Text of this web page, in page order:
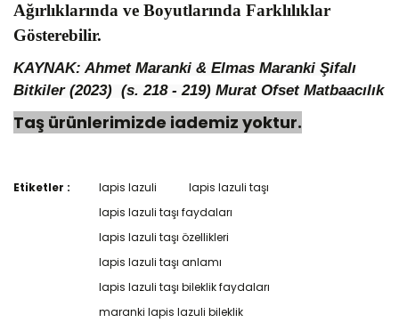
Ağırlıklarında ve Boyutlarında Farklılıklar
Gösterebilir.
KAYNAK: Ahmet Maranki & Elmas Maranki Şifalı
Bitkiler (2023) (s. 218 - 219) Murat Ofset Matbaacılık
Taş ürünlerimizde iademiz yoktur.
Bu ürüne ilk yorumu siz yapın!
Yorum Yaz
Bu ürünün fiyat bilgisi, resim, ürün açıklamalarında ve diğer
konularda yetersiz gördüğünüz noktaları öneri formunu
kullanarak tarafımıza iletebilirsiniz.
Görüş ve önerileriniz için teşekkür ederiz.
Ürün resmi kalitesiz, bozuk veya görüntülenemiyor.
Ürün açıklamasında eksik bilgiler bulunuyor.
Etiketler : lapis lazuli
lapis lazuli taşı
lapis lazuli taşı faydaları
lapis lazuli taşı özellikleri
lapis lazuli taşı anlamı
lapis lazuli taşı bileklik faydaları
maranki lapis lazuli bileklik